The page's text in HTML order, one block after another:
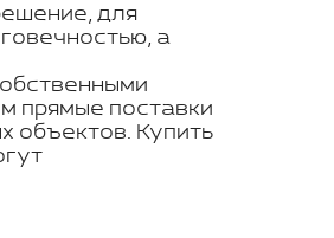
для
а
прямые поставки
объектов. Купить